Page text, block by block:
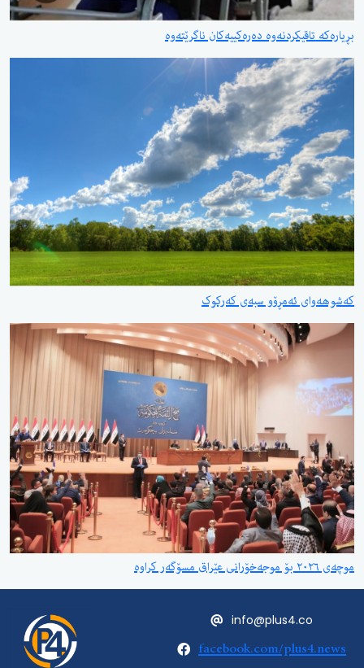
بڕیارەکە تاقیکردنەوە دەرەکییەکان ناگرێتەوە
کەشوهەوای ئەمڕۆو سبەی کەرکوک
موچەی ٢٠٢٦ بۆ موجەخۆرانی عێراق مسۆگەر کراوە
info@plus4.co
facebook.com/plus4.news